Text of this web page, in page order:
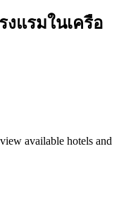
งแรมในเครือ
available hotels and